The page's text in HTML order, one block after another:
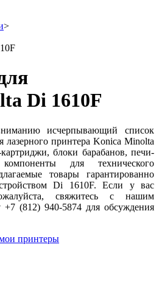
>
Di 1610F
исчерпывающий список
лазерного принтера Konica Minolta
блоки барабанов, печи-
для технического
товары гарантированно
Di 1610F. Если у вас
свяжитесь с нашим
(812) 940-5874 для обсуждения
принтеры